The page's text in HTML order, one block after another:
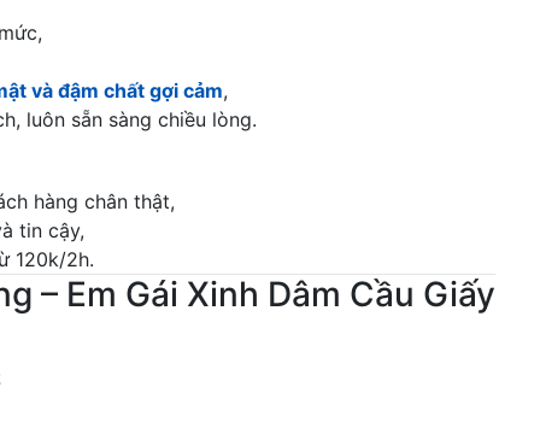
và đậm chất gợi cảm,
luôn sẵn sàng chiều lòng.
hàng chân thật,
tin cậy,
120k/2h.
– Em Gái Xinh Dâm Cầu Giấy